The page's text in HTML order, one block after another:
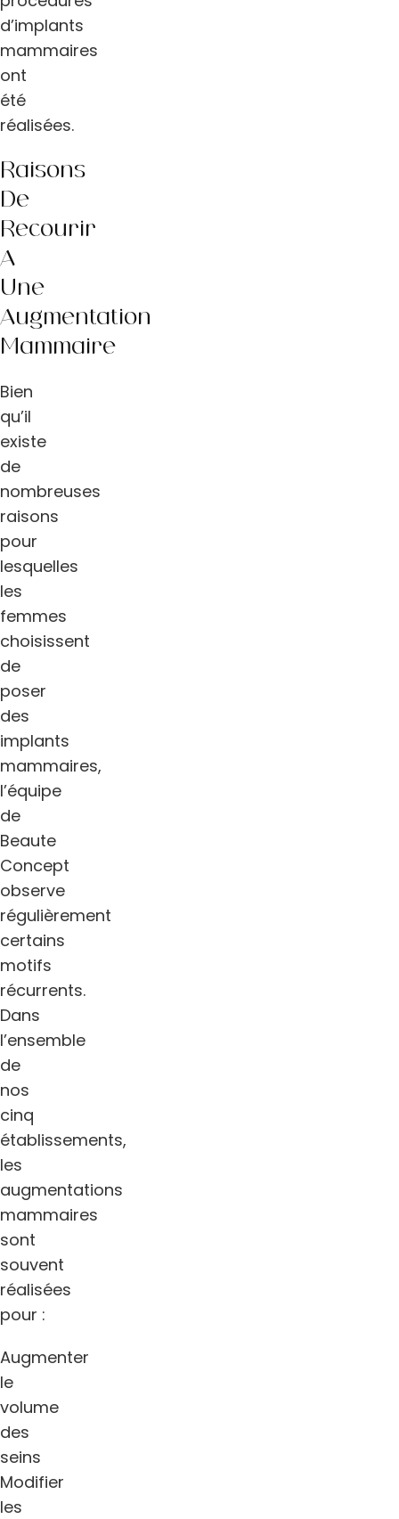
d’implants
mammaires
ont
été
réalisées.
Raisons
De
Recourir
À
Une
Augmentation
Mammaire
Bien
qu’il
existe
de
nombreuses
raisons
pour
lesquelles
les
femmes
choisissent
de
poser
des
implants
mammaires,
l’équipe
de
Beaute
Concept
observe
régulièrement
certains
motifs
récurrents.
Dans
l’ensemble
de
nos
cinq
établissements,
les
augmentations
mammaires
sont
souvent
réalisées
pour :
Augmenter
le
volume
des
seins
Modifier
les